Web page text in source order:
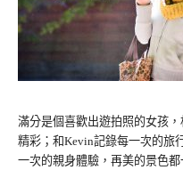
滿分是個喜歡出遊拍照的女孩
精彩；和Kevin記錄每一次的旅
一次的親身體驗，再美的景色